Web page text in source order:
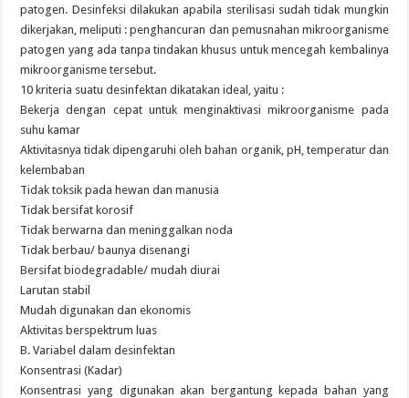
patogen. Desinfeksi dilakukan apabila sterilisasi sudah tidak mungkin
dikerjakan, meliputi : penghancuran dan pemusnahan mikroorganisme
patogen yang ada tanpa tindakan khusus untuk mencegah kembalinya
mikroorganisme tersebut.
10 kriteria suatu desinfektan dikatakan ideal, yaitu :
Bekerja dengan cepat untuk menginaktivasi mikroorganisme pada
suhu kamar
Aktivitasnya tidak dipengaruhi oleh bahan organik, pH, temperatur dan
kelembaban
Tidak toksik pada hewan dan manusia
Tidak bersifat korosif
Tidak berwarna dan meninggalkan noda
Tidak berbau/ baunya disenangi
Bersifat biodegradable/ mudah diurai
Larutan stabil
Mudah digunakan dan ekonomis
Aktivitas berspektrum luas
B. Variabel dalam desinfektan
Konsentrasi (Kadar)
Konsentrasi yang digunakan akan bergantung kepada bahan yang